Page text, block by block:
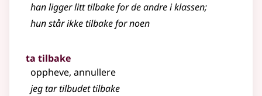
han ligger litt tilbake for de andre i klassen;
hun står ikke tilbake for noen
ta tilbake
oppheve, annullere
jeg tar tilbudet tilbake